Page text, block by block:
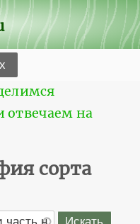
отвечаем на
сорта